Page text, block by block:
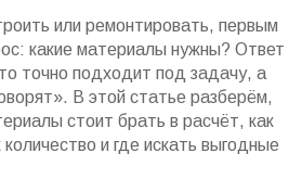
или ремонтировать, первым
какие материалы нужны? Ответ
точно подходит под задачу, а
В этой статье разберём,
стоит брать в расчёт, как
и где искать выгодные